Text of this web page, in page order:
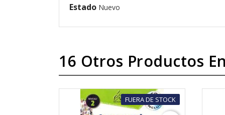
Estado Nuevo
16 Otros Productos
FUERA DE STOCK